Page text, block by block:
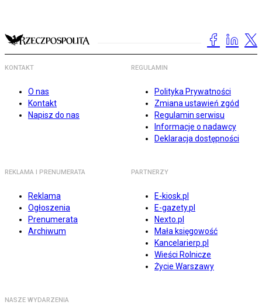
KONTAKT
O nas
Kontakt
Napisz do nas
REGULAMIN
Polityka Prywatności
Zmiana ustawień zgód
Regulamin serwisu
Informacje o nadawcy
Deklaracja dostępności
REKLAMA I PRENUMERATA
Reklama
Ogłoszenia
Prenumerata
Archiwum
PARTNERZY
E-kiosk.pl
E-gazety.pl
Nexto.pl
Mała księgowość
Kancelarierp.pl
Wieści Rolnicze
Życie Warszawy
NASZE WYDARZENIA